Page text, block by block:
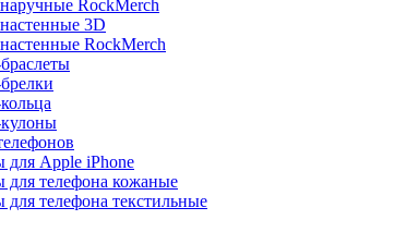
RockMerch
3D
RockMerch
для Apple iPhone
для телефона кожаные
для телефона текстильные